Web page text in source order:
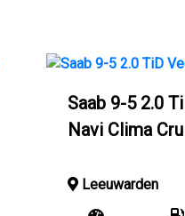
Saab 9-5 2.0
Navi Clima
Leeuwarden